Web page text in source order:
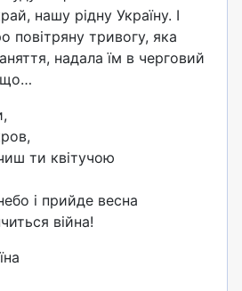
нашу рідну Україну. І
повітряну тривогу, яка
надала їм в черговий
що…
ти квітучою
і прийде весна
війна!